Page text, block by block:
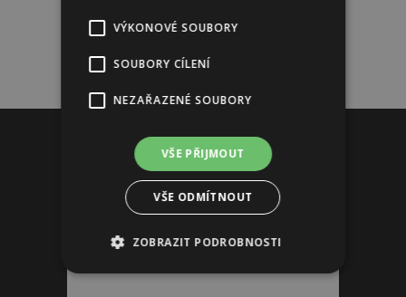
VÝKONOVÉ SOUBORY
SOUBORY CÍLENÍ
NEZAŘAZENÉ SOUBORY
VŠE PŘIJMOUT
VŠE ODMÍTNOUT
ZOBRAZIT PODROBNOSTI